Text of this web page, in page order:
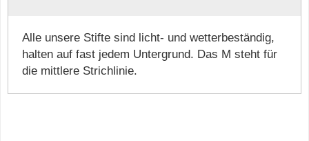
Alle unsere Stifte sind licht- und wetterbeständig,
halten auf fast jedem Untergrund. Das M steht für
die mittlere Strichlinie.